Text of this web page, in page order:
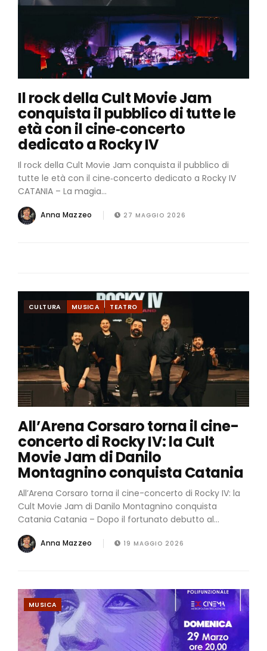
Il rock della Cult Movie Jam
conquista il pubblico di tutte le
età con il cine‑concerto
dedicato a Rocky IV
Il rock della Cult Movie Jam conquista il pubblico di
tutte le età con il cine‑concerto dedicato a Rocky IV
CATANIA – La magia...
Anna Mazzeo 27 MAGGIO 2026
CULTURA MUSICA TEATRO
All’Arena Corsaro torna il cine-
concerto di Rocky IV: la Cult
Movie Jam di Danilo
Montagnino conquista Catania
All’Arena Corsaro torna il cine-concerto di Rocky IV: la
Cult Movie Jam di Danilo Montagnino conquista
Catania Catania – Dopo il fortunato debutto al...
Anna Mazzeo 19 MAGGIO 2026
MUSICA